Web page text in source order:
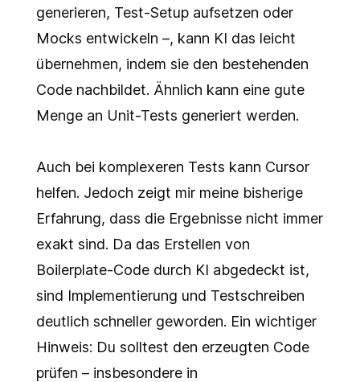
generieren, Test-Setup aufsetzen oder
Mocks entwickeln –, kann KI das leicht
übernehmen, indem sie den bestehenden
Code nachbildet. Ähnlich kann eine gute
Menge an Unit-Tests generiert werden.
Auch bei komplexeren Tests kann Cursor
helfen. Jedoch zeigt mir meine bisherige
Erfahrung, dass die Ergebnisse nicht immer
exakt sind. Da das Erstellen von
Boilerplate-Code durch KI abgedeckt ist,
sind Implementierung und Testschreiben
deutlich schneller geworden. Ein wichtiger
Hinweis: Du solltest den erzeugten Code
prüfen – insbesondere in